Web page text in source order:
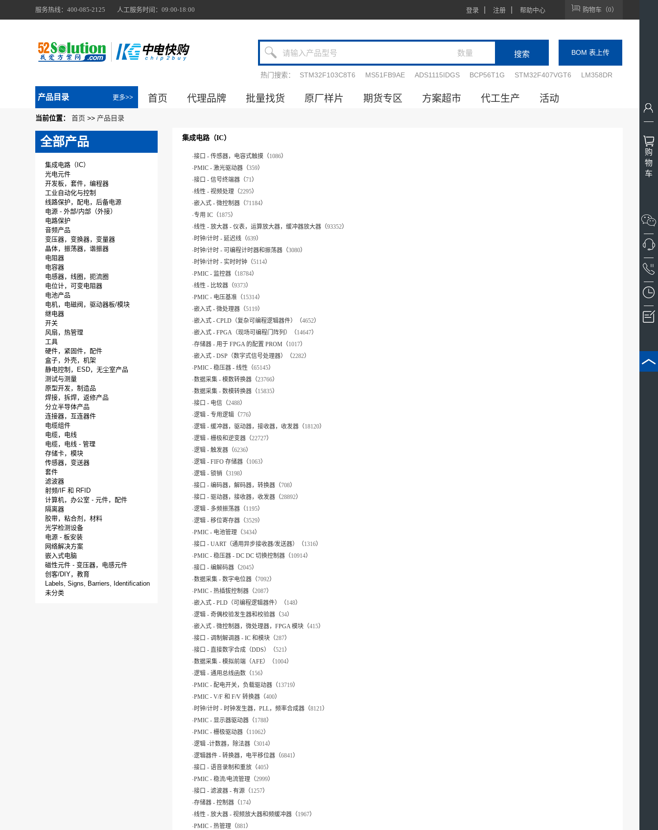
服务热线：400-085-2125 人工服务时间：09:00-18:00 登录 注册 帮助中心 购物车（0）
BOM 表上传
热门搜索： STM32F103C8T6 MS51FB9AE ADS1115IDGS BCP56T1G STM32F407VGT6 LM358DR
产品目录 更多>> 首页 代理品牌 批量找货 原厂样片 期货专区 方案超市 代工生产 活动
当前位置： 首页 >> 产品目录
全部产品
集成电路（IC）
光电元件
开发板，套件，编程器
工业自动化与控制
线路保护，配电，后备电源
电源 - 外部/内部（外接）
电路保护
音频产品
变压器，变换器，变量器
晶体，振荡器，谐振器
电阻器
电容器
电感器，线圈，扼流圈
电位计，可变电阻器
电池产品
电机，电磁阀，驱动器板/模块
继电器
开关
风扇，热管理
工具
硬件，紧固件，配件
盒子，外壳，机架
静电控制，ESD，无尘室产品
测试与测量
原型开发，制造品
焊接，拆焊，返修产品
分立半导体产品
连接器，互连器件
电缆组件
电缆，电线
电缆，电线 - 管理
存储卡，模块
传感器，变送器
套件
滤波器
射频/IF 和 RFID
计算机，办公室 - 元件，配件
隔离器
胶带，粘合剂，材料
光学检测设备
电源 - 板安装
网络解决方案
嵌入式电脑
磁性元件 - 变压器，电感元件
创客/DIY，教育
Labels, Signs, Barriers, Identification
未分类
集成电路（IC）
.接口 - 传感器，电容式触摸（1086）
.PMIC - 激光驱动器（359）
.接口 - 信号终端器（71）
.线性 - 视频处理（2295）
.嵌入式 - 微控制器（71184）
.专用 IC（1875）
.线性 - 放大器 - 仪表，运算放大器，缓冲器放大器（93352）
.时钟/计时 - 延迟线（639）
.时钟/计时 - 可编程计时器和振荡器（3080）
.时钟/计时 - 实时时钟（5114）
.PMIC - 监控器（18784）
.线性 - 比较器（9373）
.PMIC - 电压基准（15314）
.嵌入式 - 微处理器（5119）
.嵌入式 - CPLD（复杂可编程逻辑器件）（4652）
.嵌入式 - FPGA（现场可编程门阵列）（14647）
.存储器 - 用于 FPGA 的配置 PROM（1017）
.嵌入式 - DSP（数字式信号处理器）（2282）
.PMIC - 稳压器 - 线性（65145）
.数据采集 - 模数转换器（23766）
.数据采集 - 数模转换器（15835）
.接口 - 电信（2488）
.逻辑 - 专用逻辑（776）
.逻辑 - 缓冲器，驱动器，接收器，收发器（18120）
.逻辑 - 栅极和逆变器（22727）
.逻辑 - 触发器（6236）
.逻辑 - FIFO 存储器（1063）
.逻辑 - 锁销（3198）
.接口 - 编码器，解码器，转换器（708）
.接口 - 驱动器，接收器，收发器（28892）
.逻辑 - 多频振荡器（1195）
.逻辑 - 移位寄存器（3529）
.PMIC - 电池管理（3434）
.接口 - UART（通用异步接收器/发送器）（1316）
.PMIC - 稳压器 - DC DC 切换控制器（10914）
.接口 - 编解码器（2045）
.数据采集 - 数字电位器（7092）
.PMIC - 热插拔控制器（2087）
.嵌入式 - PLD（可编程逻辑器件）（148）
.逻辑 - 奇偶校验发生器和校验器（34）
.嵌入式 - 微控制器，微处理器，FPGA 模块（415）
.接口 - 调制解调器 - IC 和模块（287）
.接口 - 直接数字合成（DDS）（521）
.数据采集 - 模拟前端（AFE）（1004）
.逻辑 - 通用总线函数（156）
.PMIC - 配电开关，负载驱动器（13719）
.PMIC - V/F 和 F/V 转换器（400）
.时钟/计时 - 时钟发生器，PLL，频率合成器（8121）
.PMIC - 显示器驱动器（1788）
.PMIC - 栅极驱动器（11062）
.逻辑 -计数器，除法器（3014）
.逻辑器件 - 转换器，电平移位器（6841）
.接口 - 语音录制和重放（405）
.PMIC - 稳流/电流管理（2999）
.接口 - 滤波器 - 有源（1257）
.存储器 - 控制器（174）
.线性 - 放大器 - 视频放大器和频缓冲器（1967）
.PMIC - 热管理（881）
购
物
车